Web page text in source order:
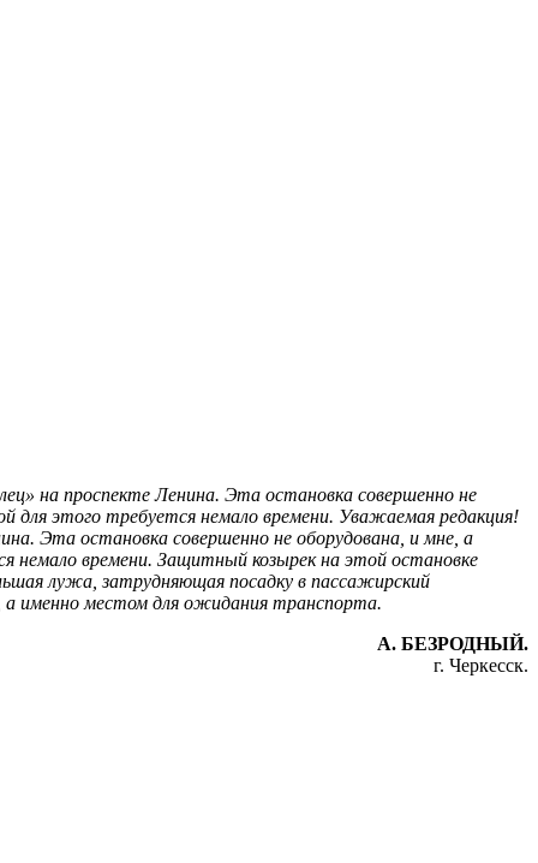
на проспекте Ленина. Эта остановка совершенно не
для этого требуется немало времени. Уважаемая редакция!
Эта остановка совершенно не оборудована, и мне, а
немало времени. Защитный козырек на этой остановке
лужа, затрудняющая посадку в пассажирский
а именно местом для ожидания транспорта.
А. БЕЗРОДНЫЙ.
г. Черкесск.